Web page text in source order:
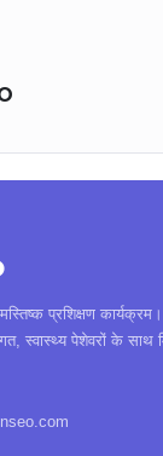
प्रशिक्षण
स्वास्थ्य पेशेवरों के साथ